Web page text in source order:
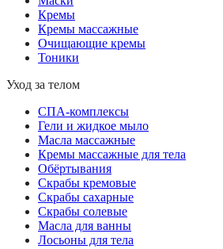
Кремы
Кремы массажные
Очищающие кремы
Тоники
Уход за телом
СПА-комплексы
Гели и жидкое мыло
Масла массажные
Кремы массажные для тела
Обёртывания
Скрабы кремовые
Скрабы сахарные
Скрабы солевые
Масла для ванны
Лосьоны для тела